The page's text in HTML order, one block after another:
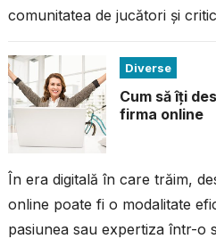
comunitatea de jucători și
Diverse
Cum să îți
firma online
În era digitală în care trăim,
online poate fi o modalitate
pasiunea sau expertiza într-o